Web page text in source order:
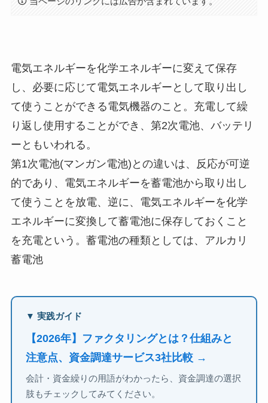
電気エネルギーを化学エネルギーに変えて保存
し、必要に応じて電気エネルギーとして取り出し
て使うことができる電気機器のこと。充電して繰
り返し使用することができ、第2次電池、バッテリ
ーともいわれる。
第1次電池(マンガン電池)との違いは、反応が可逆
的であり、電気エネルギーを蓄電池から取り出し
て使うことを放電、逆に、電気エネルギーを化学
エネルギーに変換して蓄電池に保存しておくこと
を充電という。蓄電池の種類としては、アルカリ
蓄電池
▼ 実践ガイド
【2026年】ファクタリングとは？仕組みと
注意点、資金調達サービス3社比較 →
会計・資金繰りの用語がわかったら、資金調達の選択
肢もチェックしてみてください。